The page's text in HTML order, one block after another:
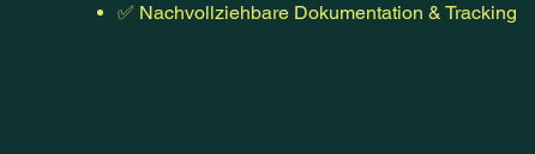
✅ Nachvollziehbare Dokumentation & Tracking